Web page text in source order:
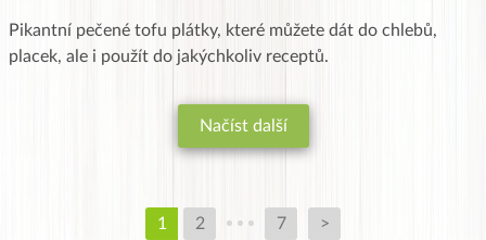
Pikantní pečené tofu plátky, které můžete dát do chlebů,
placek, ale i použít do jakýchkoliv receptů.
Načíst další
1 2 7 >